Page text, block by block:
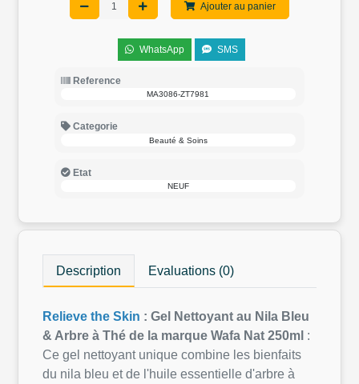
Ajouter au panier
WhatsApp SMS
Reference
MA3086-ZT7981
Categorie
Beauté & Soins
Etat
NEUF
Description Evaluations (0)
Relieve the Skin : Gel Nettoyant au Nila Bleu
& Arbre à Thé de la marque Wafa Nat 250ml :
Ce gel nettoyant unique combine les bienfaits
du nila bleu et de l'huile essentielle d'arbre à